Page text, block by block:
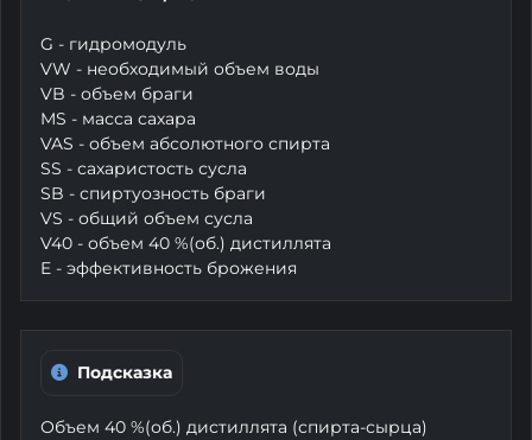
G - гидромодуль
VW - необходимый объем воды
VB - объем браги
MS - масса сахара
VAS - объем абсолютного спирта
SS - сахаристость сусла
SB - спиртуозность браги
VS - общий объем сусла
V40 - объем 40 %(об.) дистиллята
E - эффективность брожения
Подсказка
Объем 40 %(об.) дистиллята (спирта-сырца)